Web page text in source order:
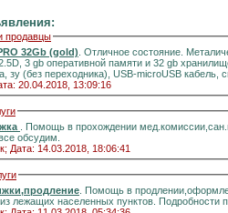
продавцы
32Gb (gold) . Отличное состояние.
3 gb оперативной памяти и 32 gb
зу (без переходника), USB-microUSB
20.04.2018, 13:09:16
. Помощь в прохождении
обсудим.
Дата: 14.03.2018, 18:06:41
. Помощь в
лежащих населенных пунктов.